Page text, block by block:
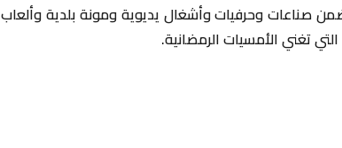
صناعات وحرفيات وأشغال يديوية ومونة بلدية وألعاب
تغني الأمسيات الرمضانية.